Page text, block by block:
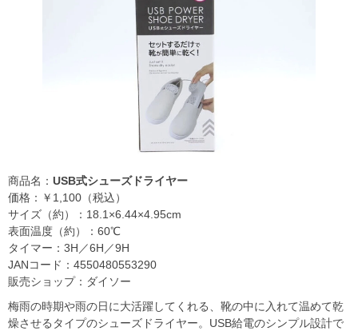
商品名： USB式シューズドライヤー
価格：￥1,100（税込）
サイズ（約）：18.1×6.44×4.95cm
表面温度（約）：60℃
タイマー：3H／6H／9H
JANコード：4550480553290
販売ショップ：ダイソー
梅雨の時期や雨の日に大活躍してくれる、靴の中に入れて温めて乾
燥させるタイプのシューズドライヤー。USB給電のシンプル設計で